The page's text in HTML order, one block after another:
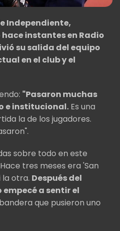
Independiente,
instantes en Radio
su salida del equipo
en el club y el
"Pasaron muchas
e institucional. Es una
la de los jugadores.
sobre todo en este
tres meses era 'San
la otra. Después del
a sentir el
que pusieron uno